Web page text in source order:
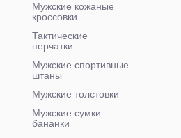
Мужские кожаные
кроссовки
Тактические
перчатки
Мужские спортивные
штаны
Мужские толстовки
Мужские сумки
бананки